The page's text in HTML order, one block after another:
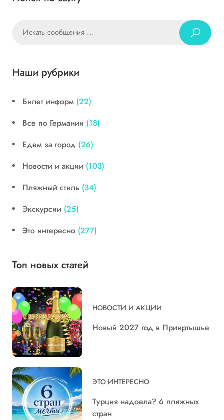
Наши рубрики
Билет информ (22)
Все по Германии (18)
Едем за город (26)
Новости и акции (103)
Пляжный стиль (34)
Экскурсии (25)
Это интересно (277)
Топ новых статей
НОВОСТИ И АКЦИИ
Новый 2027 год в Прииртышье
ЭТО ИНТЕРЕСНО
Турция надоела? 6 пляжных
стран